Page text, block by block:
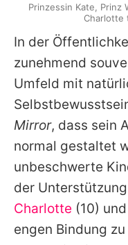
In der
zunehmend
Umfeld mit
Mirror, dass sein
normal gestaltet
unbeschwerte
der
Charlotte (10) und
engen Bindung
Prinzessin Kate, Prinz
Charlotte